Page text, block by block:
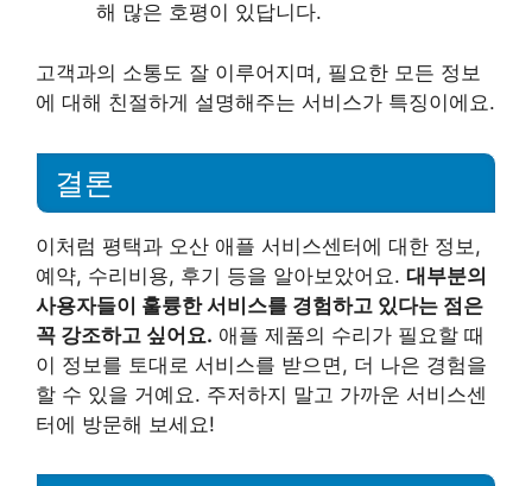
해 많은 호평이 있답니다.
고객과의 소통도 잘 이루어지며, 필요한 모든 정보
에 대해 친절하게 설명해주는 서비스가 특징이에요.
결론
이처럼 평택과 오산 애플 서비스센터에 대한 정보,
예약, 수리비용, 후기 등을 알아보았어요. 대부분의
사용자들이 훌륭한 서비스를 경험하고 있다는 점은
꼭 강조하고 싶어요. 애플 제품의 수리가 필요할 때
이 정보를 토대로 서비스를 받으면, 더 나은 경험을
할 수 있을 거예요. 주저하지 말고 가까운 서비스센
터에 방문해 보세요!